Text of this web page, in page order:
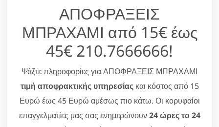
ΑΠΟΦΡΑΞΕΙΣ
ΜΠΡΑΧΑΜΙ από 15€ έως
45€ 210.7666666!
Ψάξτε πληροφορίες για ΑΠΟΦΡΑΞΕΙΣ ΜΠΡΑΧΑΜΙ
τιμή αποφρακτικής υπηρεσίαςκαι κόστος από 15
Ευρώ έως 45 Ευρώ αμέσως πιο κάτω. Οι κορυφαίοι
επαγγελματίες μας σας ενημερώνουν24 ώρες το 24